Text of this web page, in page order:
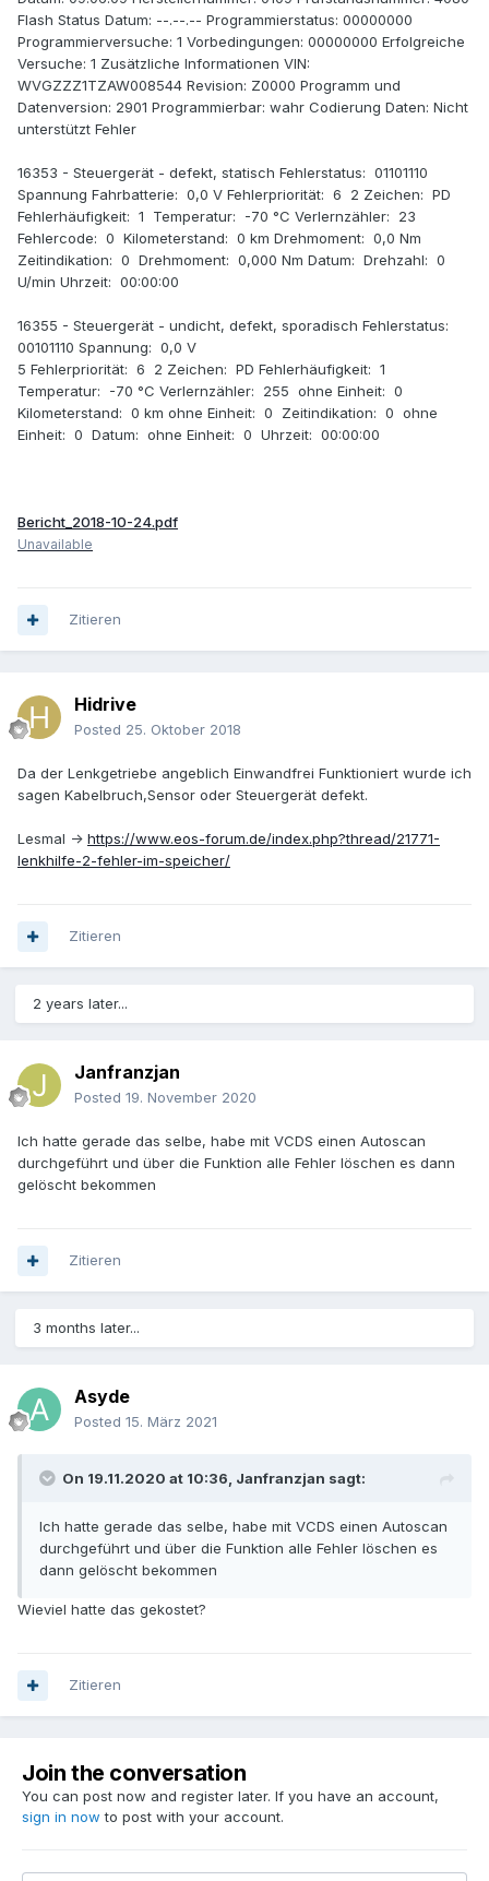
Flash Status Datum: --.--.-- Programmierstatus: 00000000
Programmierversuche: 1 Vorbedingungen: 00000000 Erfolgreiche
Versuche: 1 Zusätzliche Informationen VIN:
WVGZZZ1TZAW008544 Revision: Z0000 Programm und
Datenversion: 2901 Programmierbar: wahr Codierung Daten: Nicht
unterstützt Fehler
16353 - Steuergerät - defekt, statisch Fehlerstatus: 01101110
Spannung Fahrbatterie: 0,0 V Fehlerpriorität: 6 2 Zeichen: PD
Fehlerhäufigkeit: 1 Temperatur: -70 °C Verlernzähler: 23
Fehlercode: 0 Kilometerstand: 0 km Drehmoment: 0,0 Nm
Zeitindikation: 0 Drehmoment: 0,000 Nm Datum: Drehzahl: 0
U/min Uhrzeit: 00:00:00
16355 - Steuergerät - undicht, defekt, sporadisch Fehlerstatus:
00101110 Spannung: 0,0 V
5 Fehlerpriorität: 6 2 Zeichen: PD Fehlerhäufigkeit: 1
Temperatur: -70 °C Verlernzähler: 255 ohne Einheit: 0
Kilometerstand: 0 km ohne Einheit: 0 Zeitindikation: 0 ohne
Einheit: 0 Datum: ohne Einheit: 0 Uhrzeit: 00:00:00
Bericht_2018-10-24.pdf
Unavailable
Zitieren
Hidrive
Posted 25. Oktober 2018
Da der Lenkgetriebe angeblich Einwandfrei Funktioniert wurde ich
sagen Kabelbruch,Sensor oder Steuergerät defekt.
Lesmal -> https://www.eos-forum.de/index.php?thread/21771-
lenkhilfe-2-fehler-im-speicher/
Zitieren
2 years later...
Janfranzjan
Posted 19. November 2020
Ich hatte gerade das selbe, habe mit VCDS einen Autoscan
durchgeführt und über die Funktion alle Fehler löschen es dann
gelöscht bekommen
Zitieren
3 months later...
Asyde
Posted 15. März 2021
On 19.11.2020 at 10:36, Janfranzjan sagt:
Ich hatte gerade das selbe, habe mit VCDS einen Autoscan
durchgeführt und über die Funktion alle Fehler löschen es
dann gelöscht bekommen
Wieviel hatte das gekostet?
Zitieren
Join the conversation
You can post now and register later. If you have an account,
sign in now to post with your account.